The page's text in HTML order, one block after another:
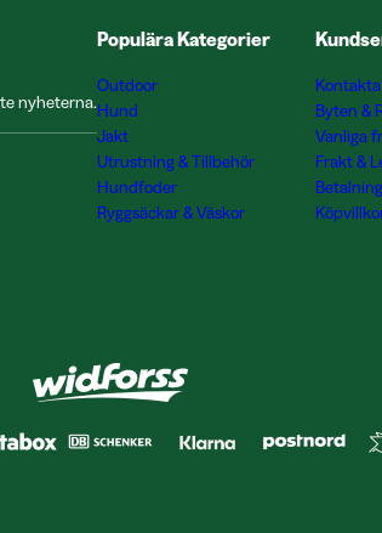
nyheterna.
Populära Kategorier
Outdoor
Hund
Jakt
Utrustning & Tillbehör
Hundfoder
Ryggsäckar & Väskor
Byten &
Vanliga
Frakt &
Betalning